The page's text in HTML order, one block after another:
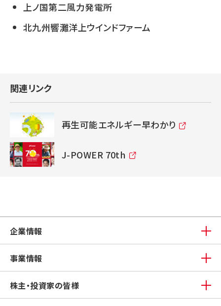
上ノ国第二風力発電所
北九州響灘洋上ウインドファーム
関連リンク
再生可能エネルギー早わかり
J-POWER 70th
企業情報
事業情報
株主・投資家の皆様